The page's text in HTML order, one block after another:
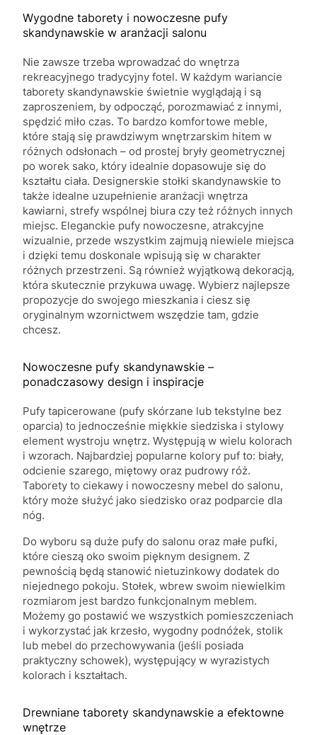
Wygodne taborety i nowoczesne pufy
skandynawskie w aranżacji salonu
Nie zawsze trzeba wprowadzać do wnętrza
rekreacyjnego tradycyjny fotel. W każdym wariancie
taborety skandynawskie świetnie wyglądają i są
zaproszeniem, by odpocząć, porozmawiać z innymi,
spędzić miło czas. To bardzo komfortowe meble,
które stają się prawdziwym wnętrzarskim hitem w
różnych odsłonach – od prostej bryły geometrycznej
po worek sako, który idealnie dopasowuje się do
kształtu ciała. Designerskie stołki skandynawskie to
także idealne uzupełnienie aranżacji wnętrza
kawiarni, strefy wspólnej biura czy też różnych innych
miejsc. Eleganckie pufy nowoczesne, atrakcyjne
wizualnie, przede wszystkim zajmują niewiele miejsca
i dzięki temu doskonale wpisują się w charakter
różnych przestrzeni. Są również wyjątkową dekoracją,
która skutecznie przykuwa uwagę. Wybierz najlepsze
propozycje do swojego mieszkania i ciesz się
oryginalnym wzornictwem wszędzie tam, gdzie
chcesz.
Nowoczesne pufy skandynawskie –
ponadczasowy design i inspiracje
Pufy tapicerowane (pufy skórzane lub tekstylne bez
oparcia) to jednocześnie miękkie siedziska i stylowy
element wystroju wnętrz. Występują w wielu kolorach
i wzorach. Najbardziej popularne kolory puf to: biały,
odcienie szarego, miętowy oraz pudrowy róż.
Taborety to ciekawy i nowoczesny mebel do salonu,
który może służyć jako siedzisko oraz podparcie dla
nóg.
Do wyboru są duże pufy do salonu oraz małe pufki,
które cieszą oko swoim pięknym designem. Z
pewnością będą stanowić nietuzinkowy dodatek do
niejednego pokoju. Stołek, wbrew swoim niewielkim
rozmiarom jest bardzo funkcjonalnym meblem.
Możemy go postawić we wszystkich pomieszczeniach
i wykorzystać jak krzesło, wygodny podnóżek, stolik
lub mebel do przechowywania (jeśli posiada
praktyczny schowek), występujący w wyrazistych
kolorach i kształtach.
Drewniane taborety skandynawskie a efektowne
wnętrze